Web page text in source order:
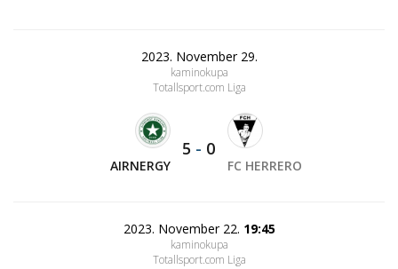
2023. November 29.
kaminokupa
Totallsport.com Liga
AIRNERGY
5 - 0
FC HERRERO
2023. November 22. 19:45
kaminokupa
Totallsport.com Liga